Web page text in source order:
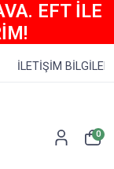
EFT İLE
İLETİŞİM BİLGİLERİ
0